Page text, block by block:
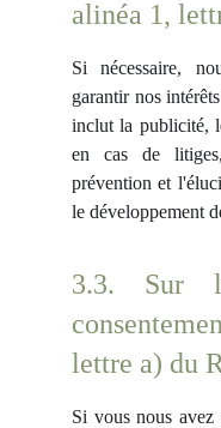
alinéa 1,
Si nécessaire,
garantir nos
inclut la publicité,
en cas de
prévention et
le développement
3.3. Sur
lettre a) du
Si vous nous avez